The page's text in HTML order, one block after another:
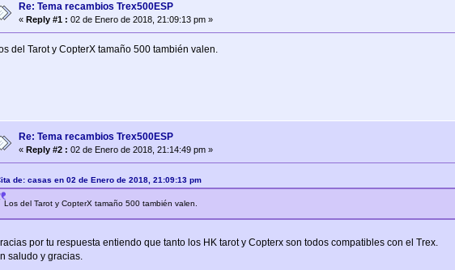
Re: Tema recambios Trex500ESP
« Reply #1 : 02 de Enero de 2018, 21:09:13 pm »
del Tarot y CopterX tamaño 500 también valen.
Re: Tema recambios Trex500ESP
« Reply #2 : 02 de Enero de 2018, 21:14:49 pm »
de: casas en 02 de Enero de 2018, 21:09:13 pm
Los del Tarot y CopterX tamaño 500 también valen.
por tu respuesta entiendo que tanto los HK tarot y Copterx son todos compatibles con el Trex.
saludo y gracias.